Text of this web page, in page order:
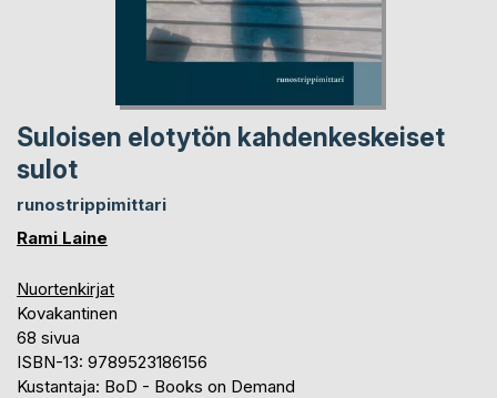
Suloisen elotytön kahdenkeskeiset
sulot
runostrippimittari
Rami Laine
Nuortenkirjat
Kovakantinen
68 sivua
ISBN-13: 9789523186156
Kustantaja: BoD - Books on Demand